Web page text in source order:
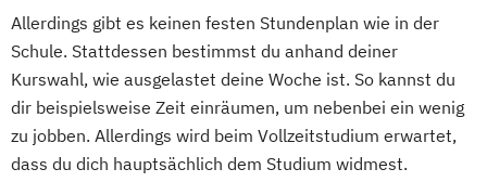
Marketing & Brand Management (EN)
Marketing & Sales
Master of Business Administration (EN)
Medienmanagement und Digitales
Marketing
Osteopathie Physiotherapie
Architektur
Audiodesign
Betriebswirtschaftslehre (BWL)
Business Law & Compliance
Climate Change Management &
Engineering (DE/EN)
Allerdings gibt es keinen festen Stundenplan wie in der
Schule. Stattdessen bestimmst du anhand deiner
Kurswahl, wie ausgelastet deine Woche ist. So kannst du
dir beispielsweise Zeit einräumen, um nebenbei ein wenig
zu jobben. Allerdings wird beim Vollzeitstudium erwartet,
dass du dich hauptsächlich dem Studium widmest.